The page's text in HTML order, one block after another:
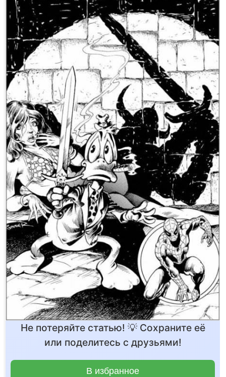
Не потеряйте статью! 💡 Сохраните её
или поделитесь с друзьями!
В избранное